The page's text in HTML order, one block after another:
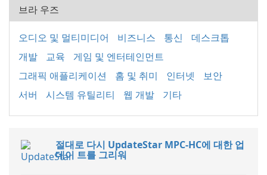
브라 우즈
오디오 및 멀티미디어 비즈니스 통신
데스크톱
개발
교육
게임 및 엔터테인먼트
그래픽 애플리케이션
홈 및 취미 인터넷
보안
서버
시스템 유틸리티 웹 개발 기타
절대로 다시 UpdateStar MPC-HC에 대한 업
데이 트를 그리워